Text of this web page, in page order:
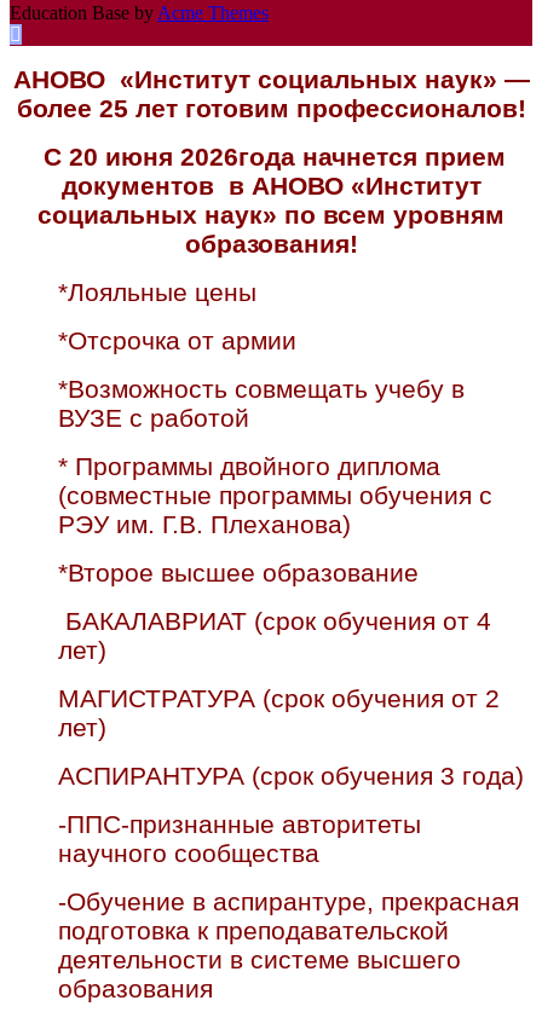
Education Base by Acme Themes
АНОВО «Институт социальных наук» —
более 25 лет готовим профессионалов!
С 20 июня 2026года начнется прием
документов в АНОВО «Институт
социальных наук» по всем уровням
образования!
*Лояльные цены
*Отсрочка от армии
*Возможность совмещать учебу в
ВУЗЕ с работой
* Программы двойного диплома
(совместные программы обучения с
РЭУ им. Г.В. Плеханова)
*Второе высшее образование
БАКАЛАВРИАТ (срок обучения от 4
лет)
МАГИСТРАТУРА (срок обучения от 2
лет)
АСПИРАНТУРА (срок обучения 3 года)
-ППС-признанные авторитеты
научного сообщества
-Обучение в аспирантуре, прекрасная
подготовка к преподавательской
деятельности в системе высшего
образования